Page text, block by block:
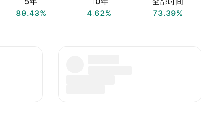
89.43%
4.62%
73.39%